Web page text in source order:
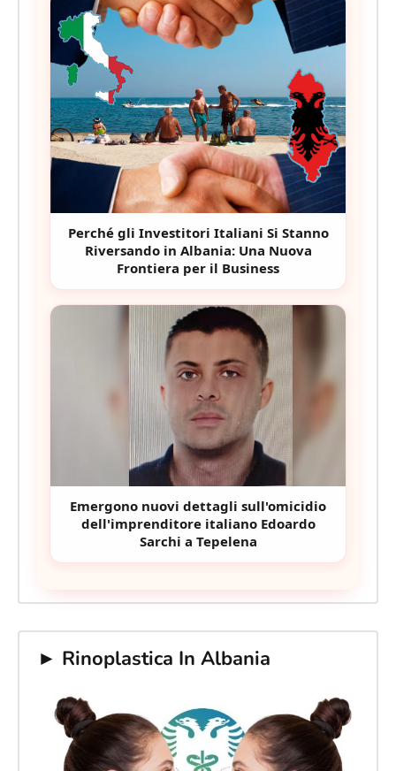
Perché gli Investitori Italiani Si Stanno
Riversando in Albania: Una Nuova
Frontiera per il Business
Emergono nuovi dettagli sull'omicidio
dell'imprenditore italiano Edoardo
Sarchi a Tepelena
► Rinoplastica In Albania